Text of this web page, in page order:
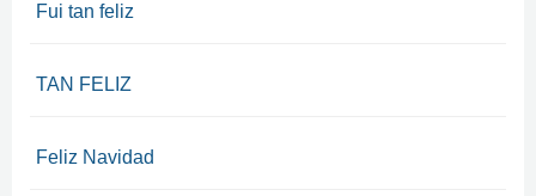
Fui tan feliz
TAN FELIZ
Feliz Navidad